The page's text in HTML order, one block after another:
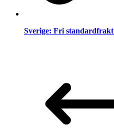
Sverige: Fri standardfrakt